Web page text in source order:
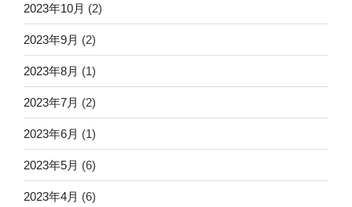
2023年10月 (2)
2023年9月 (2)
2023年8月 (1)
2023年7月 (2)
2023年6月 (1)
2023年5月 (6)
2023年4月 (6)